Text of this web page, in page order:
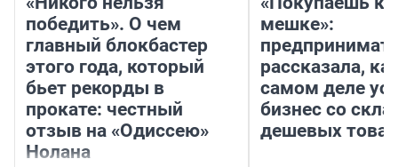
победить». О чем
главный блокбастер
этого года, который
бьет рекорды в
прокате: честный
отзыв на «Одиссею»
Нолана
мешке»:
рассказала,
самом деле
бизнес со
дешевых